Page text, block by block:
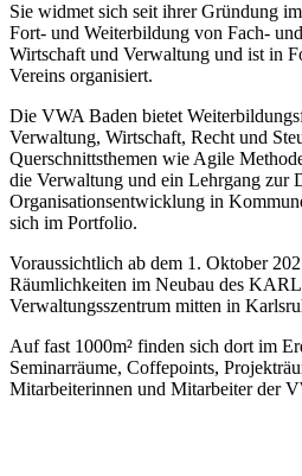
Sie widmet sich seit ihrer Gründung
Fort- und Weiterbildung von Fach-
Wirtschaft und Verwaltung und ist in
Vereins organisiert.
Die VWA Baden bietet
Verwaltung, Wirtschaft, Recht und
Querschnittsthemen wie Agile
die Verwaltung und ein Lehrgang zur
Organisationsentwicklung in
sich im Portfolio.
Voraussichtlich ab dem 1. Oktober
Räumlichkeiten im Neubau des
Verwaltungsszentrum mitten in
Auf fast 1000m² finden sich dort im
Seminarräume, Coffepoints,
Mitarbeiterinnen und Mitarbeiter der